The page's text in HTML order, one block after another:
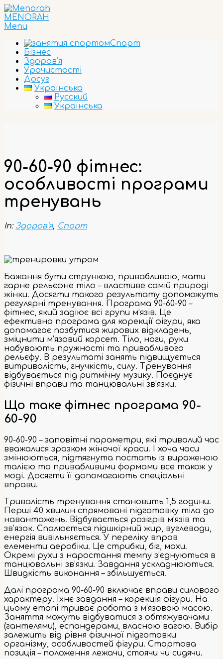
Skip
to
content
MENORAH
Primary
Menu
Menu
Спорт
Бізнес
Здоров’я
Урочистості
Досуг
Українська
Русский
Українська
90-60-90 фітнес:
особливості програми
тренувань
In: Здоров'я, Спорт
Бажання бути стрункою, привабливою, мати
гарне рельєфне тіло – властиве самій природі
жінки. Досягти такого результату допоможуть
регулярні тренування. Програма 90-60-90 –
фітнес, який задіює всі групи м’язів. Це
ефективна програма для корекції фігури, яка
допомагає позбутися жирових відкладень,
зміцнити м’язовий корсет. Тіло, ноги, руки
набувають пружності та привабливого
рельєфу. В результаті занять підвищується
витривалість, гнучкість, силу. Тренування
відбувається під ритмічну музику. Поєднує
фізичні вправи та танцювальні зв’язки.
Що таке фітнес програма 90-
60-90
90-60-90 – заповітні параметри, які тривалий час
вважалися зразком жіночої краси. І хоча часи
змінюються, підтягнута постать із вираженою
талією та привабливими формами все також у
моді. Досягти її допомагають спеціальні
вправи.
Тривалість тренування становить 1,5 години.
Перші 40 хвилин спрямовані підготовку тіла до
навантажень. Відбувається розігрів м’язів та
зв’язок. Спалюється підшкірний жир, вуглеводи,
енергія вивільняється. У переліку вправ
елементи аеробіки. Це стрибки, біг, махи.
Окремі рухи з наростання темпу з’єднуються в
танцювальні зв’язки. Завдання ускладнюються.
Швидкість виконання – збільшується.
Далі програма 90-60-90 включає вправи силового
характеру. Їхнє завдання – корекція фігури. На
цьому етапі триває робота з м’язовою масою.
Заняття можуть відбуватися з обтяжувачами
(гантелями), еспандерами, власною вагою. Вибір
залежить від рівня фізичної підготовки
організму, особливостей фігури. Стартова
позиція – положення лежачи, стоячи чи сидячи.